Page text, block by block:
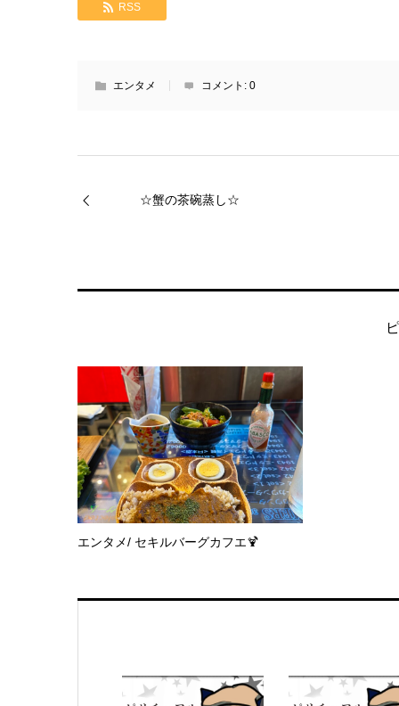
RSS
エンタメ コメント: 0
☆蟹の茶碗蒸し☆
エンタメ/ セキルバーグカフエ🍹